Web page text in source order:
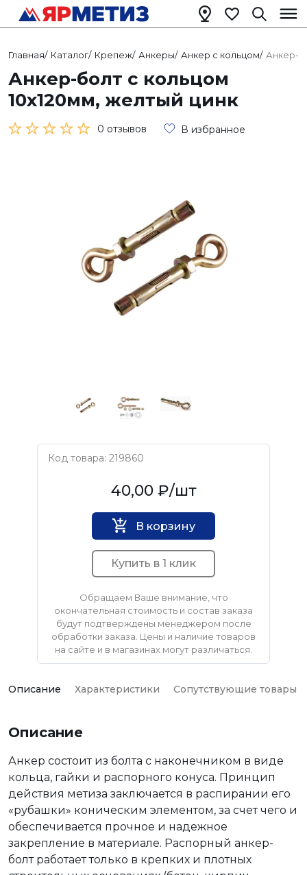
Главная/ Каталог/ Крепеж/ Анкеры/ Анкер с кольцом/ Анкер-
Анкер-болт с кольцом
10х120мм, желтый цинк
0 отзывов В избранное
Код товара: 219860
Нет бренда40,00 ₽/шт
В корзину
Купить в 1 клик
Обращаем Ваше внимание, что
окончательная стоимость и состав заказа
будут подтверждены менеджером после
обработки заказа. Цены и наличие товаров
на сайте и в магазинах могут различаться.
Описание Характеристики Сопутствующие товары
Описание
Анкер состоит из болта с наконечником в виде
кольца, гайки и распорного конуса. Принцип
действия метиза заключается в распирании его
«рубашки» коническим элементом, за счет чего и
обеспечивается прочное и надежное
закрепление в материале. Распорный анкер-
болт работает только в крепких и плотных